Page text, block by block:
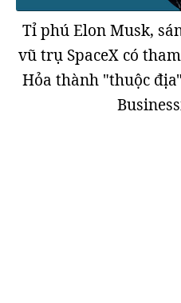
Tỉ phú Elon Musk,
vũ trụ SpaceX có
Hỏa thành "thuộc